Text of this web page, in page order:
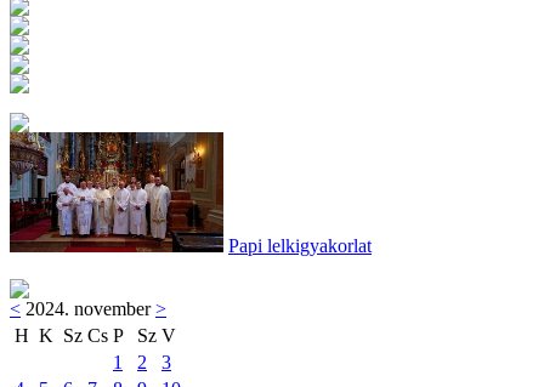
Papi lelkigyakorlat
< 2024. november>
H K Sz Cs P Sz V
1
2
3